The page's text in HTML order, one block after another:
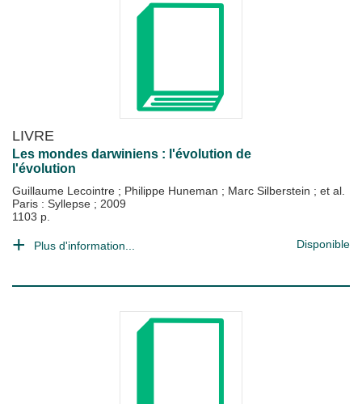
LIVRE
Les mondes darwiniens : l'évolution de
l'évolution
Guillaume Lecointre ; Philippe Huneman ; Marc Silberstein ; et al.
Paris : Syllepse ; 2009
1103 p.
Plus d'information... Disponible